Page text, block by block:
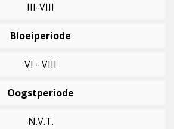
III-VIII
Bloeiperiode
VI - VIII
Oogstperiode
N.v.t.